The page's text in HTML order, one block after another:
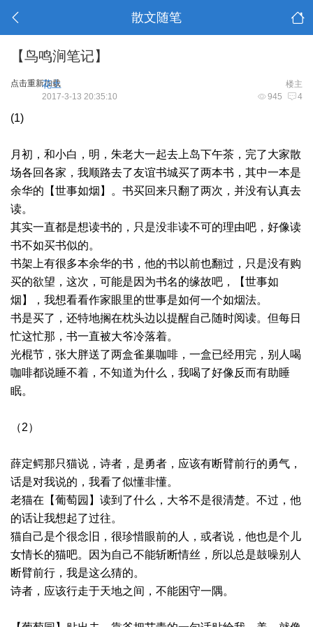
散文随笔
【鸟鸣涧笔记】
点击重新加载 楼主
花土
945 4
2017-3-13 20:35:10
(1)
月初，和小白，明，朱老大一起去上岛下午茶，完了大家散
场各回各家，我顺路去了友谊书城买了两本书，其中一本是
余华的【世事如烟】。书买回来只翻了两次，并没有认真去
读。
其实一直都是想读书的，只是没非读不可的理由吧，好像读
书不如买书似的。
书架上有很多本余华的书，他的书以前也翻过，只是没有购
买的欲望，这次，可能是因为书名的缘故吧，【世事如
烟】，我想看看作家眼里的世事是如何一个如烟法。
书是买了，还特地搁在枕头边以提醒自己随时阅读。但每日
忙这忙那，书一直被大爷冷落着。
光棍节，张大胖送了两盒雀巢咖啡，一盒已经用完，别人喝
咖啡都说睡不着，不知道为什么，我喝了好像反而有助睡
眠。
（2）
薛定鳄那只猫说，诗者，是勇者，应该有断臂前行的勇气，
话是对我说的，我看了似懂非懂。
老猫在【葡萄园】读到了什么，大爷不是很清楚。不过，他
的话让我想起了过往。
猫自己是个很念旧，很珍惜眼前的人，或者说，他也是个儿
女情长的猫吧。因为自己不能斩断情丝，所以总是鼓噪别人
断臂前行，我是这么猜的。
诗者，应该行走于天地之间，不能困守一隅。